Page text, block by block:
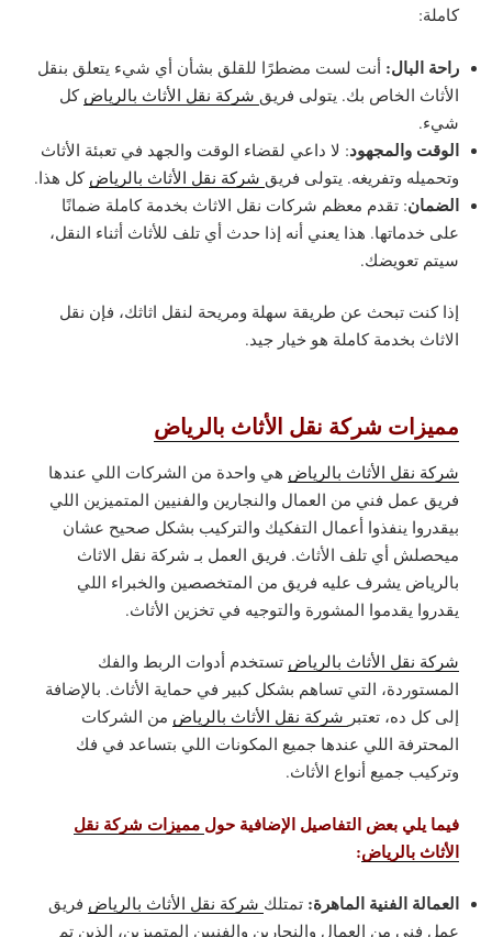
كاملة:
راحة البال: أنت لست مضطرًا للقلق بشأن أي شيء يتعلق بنقل
الأثاث الخاص بك. يتولى فريق شركة نقل الأثاث بالرياض كل
شيء.
الوقت والمجهود: لا داعي لقضاء الوقت والجهد في تعبئة الأثاث
وتحميله وتفريغه. يتولى فريق شركة نقل الأثاث بالرياض كل هذا.
الضمان: تقدم معظم شركات نقل الاثاث بخدمة كاملة ضمانًا
على خدماتها. هذا يعني أنه إذا حدث أي تلف للأثاث أثناء النقل،
سيتم تعويضك.
إذا كنت تبحث عن طريقة سهلة ومريحة لنقل اثاثك، فإن نقل
الاثاث بخدمة كاملة هو خيار جيد.
مميزات شركة نقل الأثاث بالرياض
شركة نقل الأثاث بالرياض هي واحدة من الشركات اللي عندها
فريق عمل فني من العمال والنجارين والفنيين المتميزين اللي
بيقدروا ينفذوا أعمال التفكيك والتركيب بشكل صحيح عشان
ميحصلش أي تلف الأثاث. فريق العمل بـ شركة نقل الاثاث
بالرياض يشرف عليه فريق من المتخصصين والخبراء اللي
يقدروا يقدموا المشورة والتوجيه في تخزين الأثاث.
شركة نقل الأثاث بالرياض تستخدم أدوات الربط والفك
المستوردة، التي تساهم بشكل كبير في حماية الأثاث. بالإضافة
إلى كل ده، تعتبر شركة نقل الأثاث بالرياض من الشركات
المحترفة اللي عندها جميع المكونات اللي بتساعد في فك
وتركيب جميع أنواع الأثاث.
فيما يلي بعض التفاصيل الإضافية حول مميزات شركة نقل
الأثاث بالرياض:
العمالة الفنية الماهرة: تمتلك شركة نقل الأثاث بالرياض فريق
عمل فني من العمال والنجارين والفنيين المتميزين، الذين تم